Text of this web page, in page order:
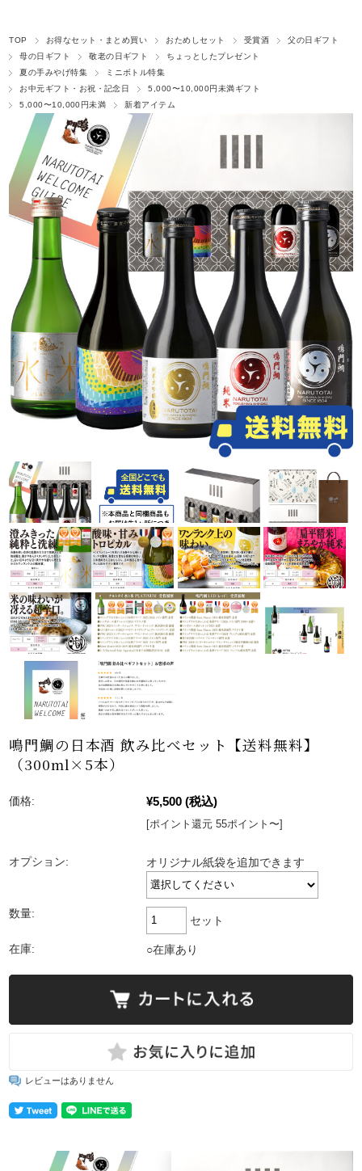
TOP お得なセット・まとめ買い おためしセット 受賞酒
父の日ギフト
母の日ギフト
敬老の日ギフト
ちょっとしたプレゼント
夏の手みやげ特集
ミニボトル特集
お中元ギフト・お祝・記念日
5,000〜10,000円未満ギフト
5,000〜10,000円未満
新着アイテム
鳴門鯛の日本酒 飲み比べセット【送料無料】
（300ml×5本）
価格: ¥5,500 (税込)
[ポイント還元 55ポイント〜]
オプション: オリジナル紙袋を追加できます
数量:
セット
在庫: ○在庫あり
レビューはありません